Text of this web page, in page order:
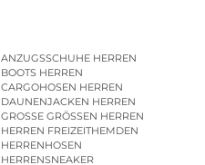
ANZUGSSCHUHE HERREN
BOOTS HERREN
CARGOHOSEN HERREN
DAUNENJACKEN HERREN
GROSSE GRÖSSEN HERREN
HERREN FREIZEITHEMDEN
HERRENHOSEN
HERRENSNEAKER